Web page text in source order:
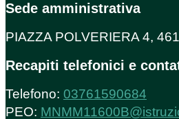
Sede amministrativa
PIAZZA POLVERIERA 4,
Recapiti telefonici e
Telefono: 03761590684
PEO: